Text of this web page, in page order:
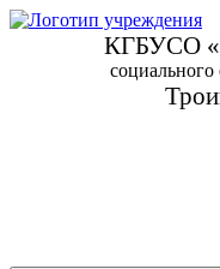
КГБУСО